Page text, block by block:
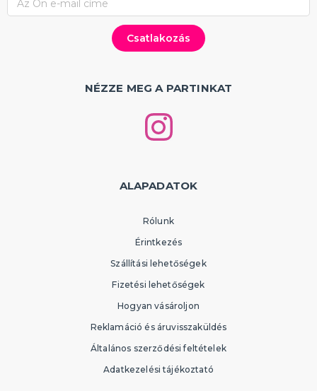
NÉZZE MEG A PARTINKAT
ALAPADATOK
Rólunk
Érintkezés
Szállítási lehetőségek
Fizetési lehetőségek
Hogyan vásároljon
Reklamáció és áruvisszaküldés
Általános szerződési feltételek
Adatkezelési tájékoztató